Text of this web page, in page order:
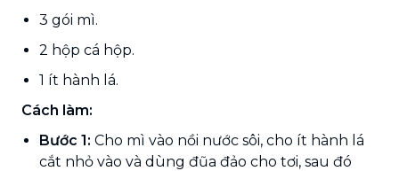
3 gói mì.
2 hộp cá hộp.
1 ít hành lá.
Cách làm:
Bước 1: Cho mì vào nồi nước sôi, cho ít hành lá
cắt nhỏ vào và dùng đũa đảo cho tơi, sau đó